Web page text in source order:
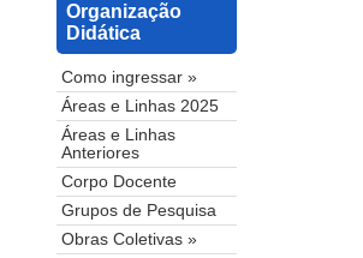
Organização
Didática
Como ingressar »
Áreas e Linhas 2025
Áreas e Linhas
Anteriores
Corpo Docente
Grupos de Pesquisa
Obras Coletivas »